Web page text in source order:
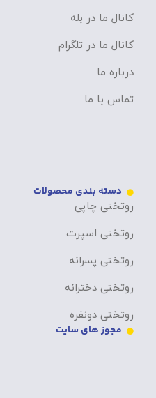
کانال ما در بله
کانال ما در تلگرام
درباره ما
تماس با ما
دسته بندی محصولات
روتختی چاپی
روتختی اسپرت
روتختی پسرانه
روتختی دخترانه
روتختی دونفره
مجوز های سایت